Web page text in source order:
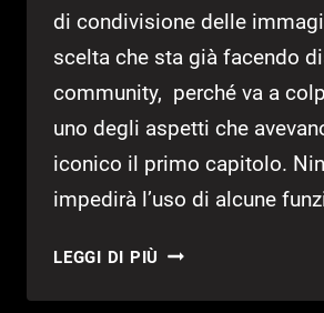
di condivisione delle
scelta che sta già facendo
community, perché va a
uno degli aspetti che
iconico il primo capitolo.
impedirà l’uso di alcune
LEGGI DI PIÙ TOMODACHI
NINTENDO